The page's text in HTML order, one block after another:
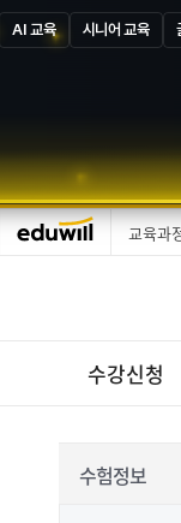
AI 교육 시니어 교육
교육과
수강신청
수험정보